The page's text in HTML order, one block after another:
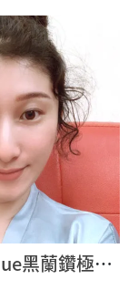
涵沛Hanpeique黑蘭鑽極致逆齡眼霜 Christine 體驗分享